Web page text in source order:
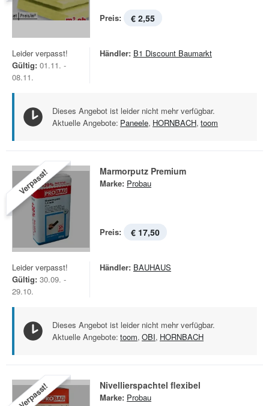
Preis: € 2,55
Leider verpasst!
Gültig: 01.11. -
08.11.
Händler: B1 Discount Baumarkt
Dieses Angebot ist leider nicht mehr verfügbar.
Aktuelle Angebote: Paneele, HORNBACH, toom
Verpasst! Marmorputz Premium
Marke: Probau
Preis: € 17,50
Leider verpasst!
Gültig: 30.09. -
29.10.
Händler: BAUHAUS
Dieses Angebot ist leider nicht mehr verfügbar.
Aktuelle Angebote: toom, OBI, HORNBACH
Verpasst! Nivellierspachtel flexibel
Marke: Probau